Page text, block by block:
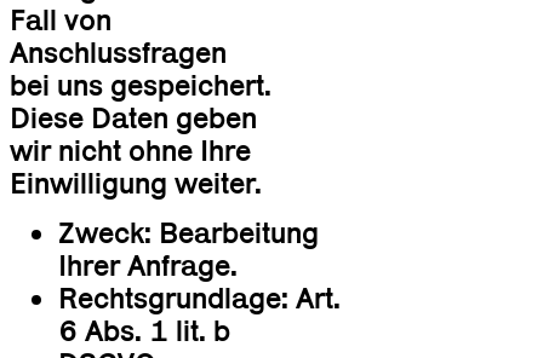
Fall von
Anschlussfragen
bei uns gespeichert.
Diese Daten geben
wir nicht ohne Ihre
Einwilligung weiter.
Zweck: Bearbeitung
Ihrer Anfrage.
Rechtsgrundlage: Art.
6 Abs. 1 lit. b